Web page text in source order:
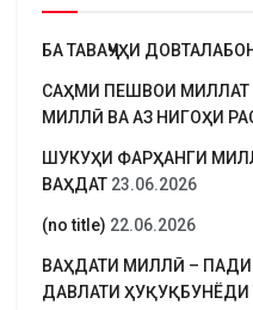
БА ТАВАҶҶУҲИ
САҲМИ ПЕШВОИ МИЛЛАТ
МИЛЛӢ ВА АЗ НИГОҲИ
ШУКУҲИ ФАРҲАНГИ
ВАҲДАТ 23.06.2026
(no title) 22.06.2026
ВАҲДАТИ МИЛЛӢ –
ДАВЛАТИ ҲУҚУҚБУНЁДИ